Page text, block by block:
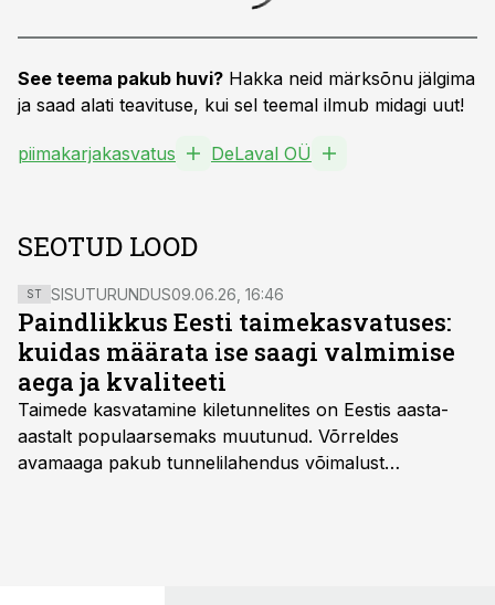
See teema pakub huvi? Hakka neid märksõnu jälgima
ja saad alati teavituse, kui sel teemal ilmub midagi uut!
piimakarjakasvatus DeLaval OÜ
SEOTUD LOOD
ST SISUTURUNDUS09.06.26, 16:46
Paindlikkus Eesti taimekasvatuses:
kuidas määrata ise saagi valmimise
aega ja kvaliteeti
Taimede kasvatamine kiletunnelites on Eestis aasta-
aastalt populaarsemaks muutunud. Võrreldes
avamaaga pakub tunnelilahendus võimalust